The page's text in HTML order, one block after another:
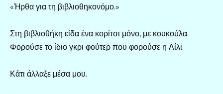
«Ήρθα για τη βιβλιοθηκονόμο.»
Στη βιβλιοθήκη είδα ένα κορίτσι μόνο, με κουκούλα.
Φορούσε το ίδιο γκρι φούτερ που φορούσε η Λίλι.
Κάτι άλλαξε μέσα μου.